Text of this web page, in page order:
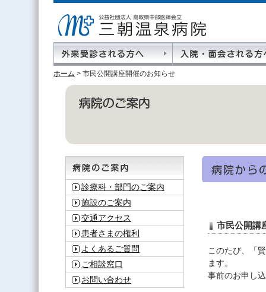
ホーム > 市民公開講座開催のお知らせ
診療科・部門のご案内
施設のご案内
交通アクセス
患者さまの権利
よくあるご質問
ご相談窓口
お問い合わせ
市民公開講
このたび、「
ます。
事前のお申し